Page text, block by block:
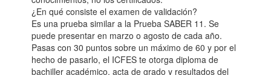
¿En qué consiste el examen de validación?
Es una prueba similar a la Prueba SABER 11. Se
puede presentar en marzo o agosto de cada año.
Pasas con 30 puntos sobre un máximo de 60 y por el
hecho de pasarlo, el ICFES te otorga diploma de
bachiller académico, acta de grado y resultados del